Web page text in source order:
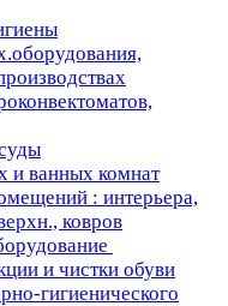
и ванных комнат
: интерьера,
ковров
и чистки обуви
гигиенического